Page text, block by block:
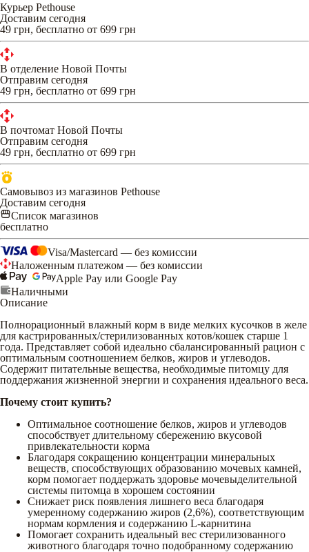
Курьер Pethouse
Доставим сегодня
49 грн, бесплатно от 699 грн
В отделение Новой Почты
Отправим сегодня
49 грн, бесплатно от 699 грн
В почтомат Новой Почты
Отправим сегодня
49 грн, бесплатно от 699 грн
Самовывоз из магазинов Pethouse
Доставим сегодня
Список магазинов
бесплатно
Visa/Mastercard — без комиссии
Наложенным платежом — без комиссии
Apple Pay или Google Pay
Наличными
Описание
Полнорационный влажный корм в виде мелких кусочков в желе
для кастрированных/стерилизованных котов/кошек старше 1
года. Представляет собой идеально сбалансированный рацион с
оптимальным соотношением белков, жиров и углеводов.
Содержит питательные вещества, необходимые питомцу для
поддержания жизненной энергии и сохранения идеального веса.
Почему стоит купить?
Оптимальное соотношение белков, жиров и углеводов
способствует длительному сбережению вкусовой
привлекательности корма
Благодаря сокращению концентрации минеральных
веществ, способствующих образованию мочевых камней,
корм помогает поддержать здоровье мочевыделительной
системы питомца в хорошем состоянии
Снижает риск появления лишнего веса благодаря
умеренному содержанию жиров (2,6%), соответствующим
нормам кормления и содержанию L-карнитина
Помогает сохранить идеальный вес стерилизованного
животного благодаря точно подобранному содержанию